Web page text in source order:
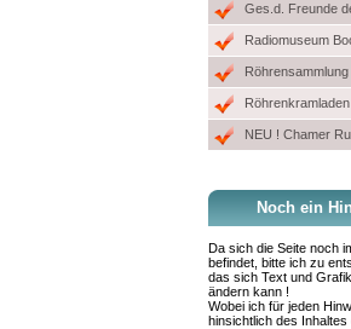
Ges.d. Freunde
Radiomuseum
NEU ! Chamer
Noch ein
Da sich die Seite noch
befindet, bitte ich zu
das sich Text und
ändern kann !
Wobei ich für jeden
hinsichtlich des Inhaltes